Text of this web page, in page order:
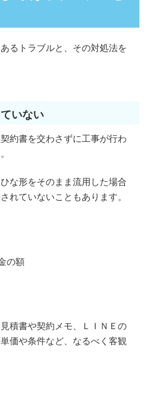
るトラブルと、その対処法を
いない
約書を交わさずに工事が行わ
な形をそのまま流用した場合
れていないこともあります。
の額
積書や契約メモ、ＬＩＮＥの
価や条件など、なるべく客観